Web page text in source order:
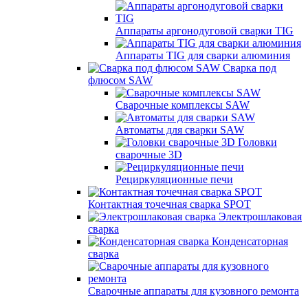
Аппараты аргонодуговой сварки TIG
Аппараты TIG для сварки алюминия
Сварка под
флюсом SAW
Сварочные комплексы SAW
Автоматы для сварки SAW
Головки
сварочные 3D
Рециркуляционные печи
Контактная точечная сварка SPOT
Электрошлаковая
сварка
Конденсаторная
сварка
Сварочные аппараты для кузовного ремонта